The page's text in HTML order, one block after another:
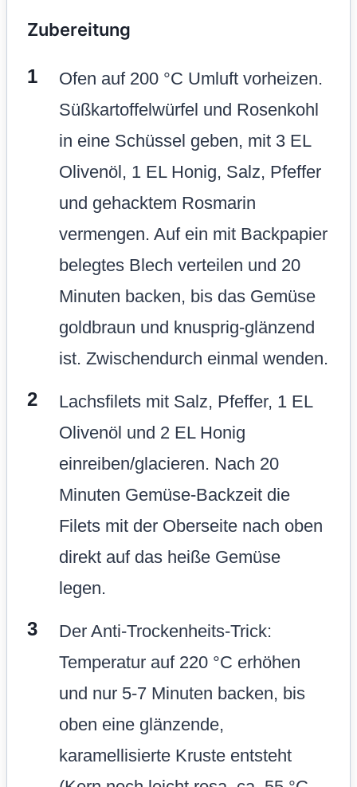
Zubereitung
Ofen auf 200 °C Umluft vorheizen.
Süßkartoffelwürfel und Rosenkohl
in eine Schüssel geben, mit 3 EL
Olivenöl, 1 EL Honig, Salz, Pfeffer
und gehacktem Rosmarin
vermengen. Auf ein mit Backpapier
belegtes Blech verteilen und 20
Minuten backen, bis das Gemüse
goldbraun und knusprig-glänzend
ist. Zwischendurch einmal wenden.
Lachsfilets mit Salz, Pfeffer, 1 EL
Olivenöl und 2 EL Honig
einreiben/glacieren. Nach 20
Minuten Gemüse-Backzeit die
Filets mit der Oberseite nach oben
direkt auf das heiße Gemüse
legen.
Der Anti-Trockenheits-Trick:
Temperatur auf 220 °C erhöhen
und nur 5-7 Minuten backen, bis
oben eine glänzende,
karamellisierte Kruste entsteht